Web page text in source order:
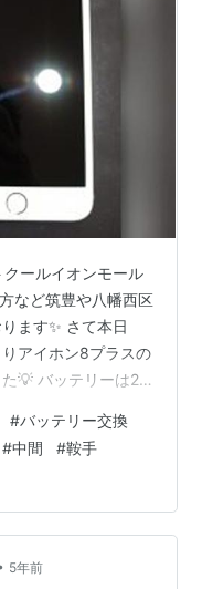
ールイオンモール
など筑豊や八幡西区
ます✨ さて本日
アイホン8プラスの
💡 バッテリーは2,3
あります(>_<) 高温
場合、発火したり
意ください(^^)/ バ
ことが出来ます💡
態 ⇒ 最大容量この
#バッテリー交換
#中間 #鞍手
5年前